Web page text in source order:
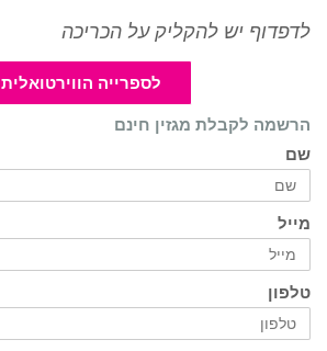
לדפדוף יש להקליק על הכריכה
לספרייה הווירטואלית
הרשמה לקבלת מגזין חינם
שם
מייל
טלפון